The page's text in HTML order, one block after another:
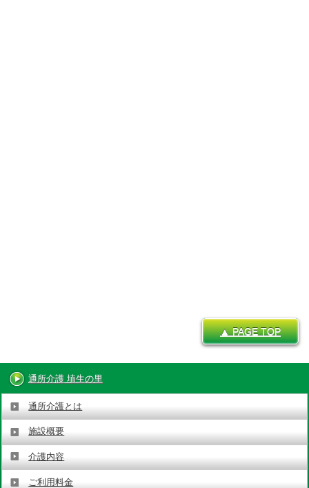
▲ PAGE TOP
通所介護 埴生の里
通所介護とは
施設概要
介護内容
ご利用料金